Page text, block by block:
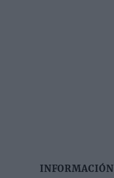
INFORMACIÓN